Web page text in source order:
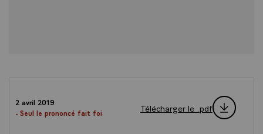
2 avril 2019
- Seul le prononcé fait foi
Télécharger le .pdf